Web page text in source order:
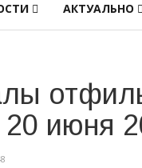
АКТУАЛЬНО
20 июня